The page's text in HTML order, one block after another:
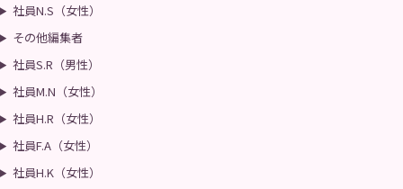
社員N.S（女性）
その他編集者
社員S.R（男性）
社員M.N（女性）
社員H.R（女性）
社員F.A（女性）
社員H.K（女性）